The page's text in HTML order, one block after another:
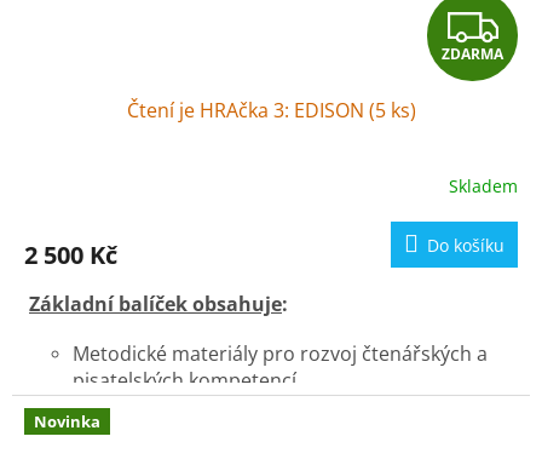
Z
D
R
M
A
ZDARMA
Čtení je HRAčka 3: EDISON (5 ks)
Skladem
2 500 Kč Do košíku
Základní balíček obsahuje:
Metodické materiály pro rozvoj čtenářských a
pisatelských kompetencí
5 x knihu
pokladu
Novinka